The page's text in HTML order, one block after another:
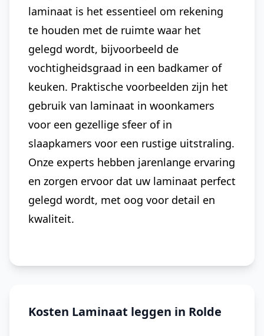
laminaat is het essentieel om rekening
te houden met de ruimte waar het
gelegd wordt, bijvoorbeeld de
vochtigheidsgraad in een badkamer of
keuken. Praktische voorbeelden zijn het
gebruik van laminaat in woonkamers
voor een gezellige sfeer of in
slaapkamers voor een rustige uitstraling.
Onze experts hebben jarenlange ervaring
en zorgen ervoor dat uw laminaat perfect
gelegd wordt, met oog voor detail en
kwaliteit.
Kosten Laminaat leggen in Rolde